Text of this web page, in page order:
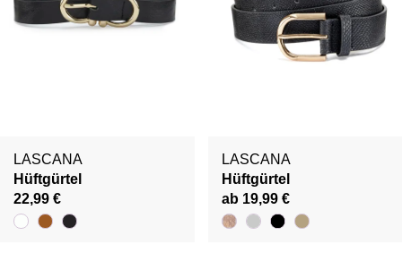
LASCANA
Hüftgürtel
22,99 €
LASCANA
Hüftgürtel
ab 19,99 €